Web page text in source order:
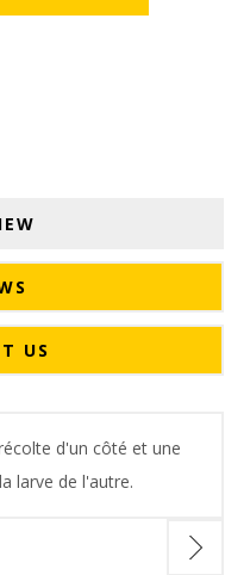
US
d'un côté et une
larve de l'autre.